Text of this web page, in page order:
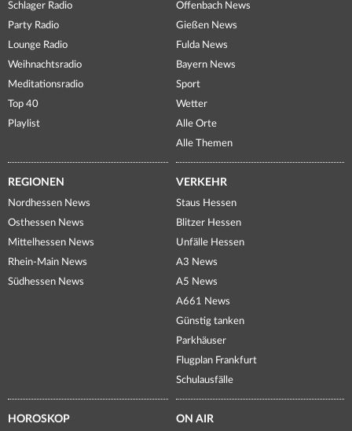
Schlager Radio
Party Radio
Lounge Radio
Weihnachtsradio
Meditationsradio
Top 40
Playlist
Offenbach News
Gießen News
Fulda News
Bayern News
Sport
Wetter
Alle Orte
Alle Themen
REGIONEN
Nordhessen News
Osthessen News
Mittelhessen News
Rhein-Main News
Südhessen News
VERKEHR
Staus Hessen
Blitzer Hessen
Unfälle Hessen
A3 News
A5 News
A661 News
Günstig tanken
Parkhäuser
Flugplan Frankfurt
Schulausfälle
HOROSKOP ON AIR